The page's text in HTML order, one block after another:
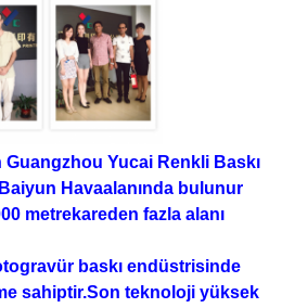
Guangzhou Yucai Renkli Baskı
Havaalanında bulunur
metrekareden fazla alanı
baskı endüstrisinde
sahiptir.Son teknoloji yüksek